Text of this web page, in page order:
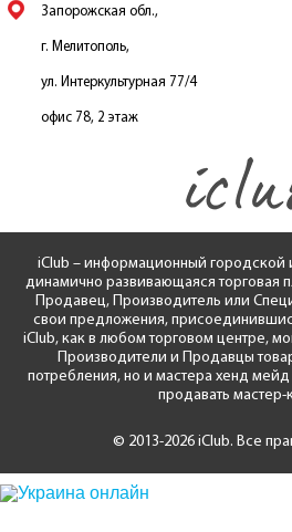
Запорожская обл.,
г. Мелитополь,
ул. Интеркультурная 77/4
офис 78, 2 этаж
iClub – информационный городской
динамично развивающаяся торговая
Продавец, Производитель или
свои предложения,
iClub, как в любом торговом центре,
Производители и Продавцы
потребления, но и мастера хенд мейд
продавать мастер-
© 2013-2026 iClub. Все